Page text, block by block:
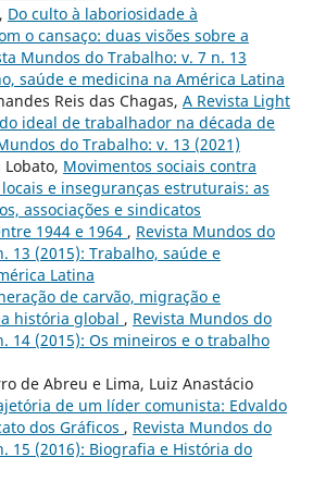
Do culto à laboriosidade à
o cansaço: duas visões sobre a
Mundos do Trabalho: v. 7 n. 13
saúde e medicina na América Latina
Reis das Chagas, A Revista Light
ideal de trabalhador na década de
do Trabalho: v. 13 (2021)
Lobato, Movimentos sociais contra
e inseguranças estruturais: as
associações e sindicatos
1944 e 1964 , Revista Mundos do
13 (2015): Trabalho, saúde e
Latina
de carvão, migração e
história global , Revista Mundos do
14 (2015): Os mineiros e o trabalho
de Abreu e Lima, Luiz Anastácio
de um líder comunista: Edvaldo
dos Gráficos , Revista Mundos do
15 (2016): Biografia e História do